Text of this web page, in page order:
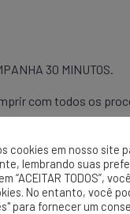
30 MINUTOS.
com todos os
cookies em nosso site
lembrando suas
“ACEITAR TODOS”,
No entanto, você
para fornecer um